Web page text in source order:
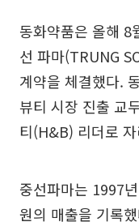
동화약품은 올해 8
선 파마(TRUNG
계약을 체결했다.
뷰티 시장 진출 교
티(H&B) 리더로
중선파마는 1997
원의 매출을 기록